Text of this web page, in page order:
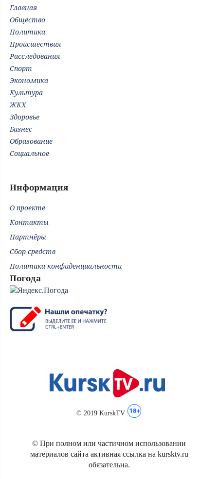
Главная
Общество
Политика
Происшествия
Расследования
Спорт
Экономика
Культура
ЖКХ
Здоровье
Бизнес
Образование
Социальное
Информация
О проекте
Контакты
Партнёры
Сбор средств
Политика конфиденциальности
Погода
© 2019 KurskTV
© При полном или частичном использовании
материалов сайта активная ссылка на kursktv.ru
обязательна.